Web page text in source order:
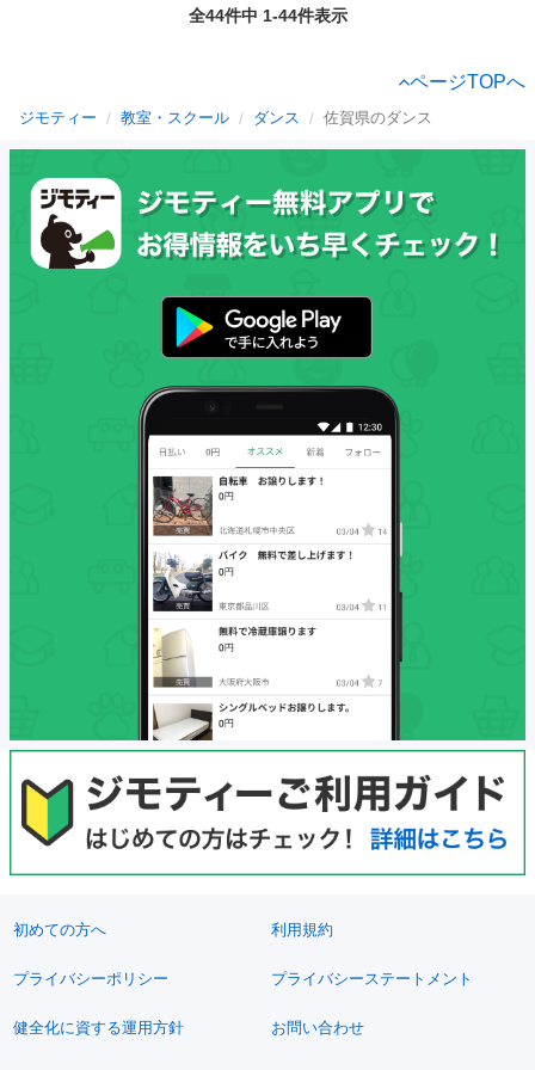
全44件中 1-44件表示
ページTOPへ
ジモティー 教室・スクール ダンス 佐賀県のダンス
初めての方へ 利用規約
プライバシーポリシー プライバシーステートメント
健全化に資する運用方針 お問い合わせ